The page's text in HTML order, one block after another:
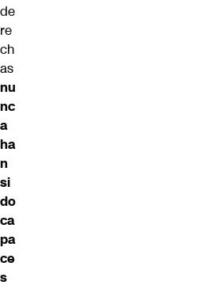
de
re
ch
as
nu
nc
a
ha
n
si
do
ca
pa
ce
s